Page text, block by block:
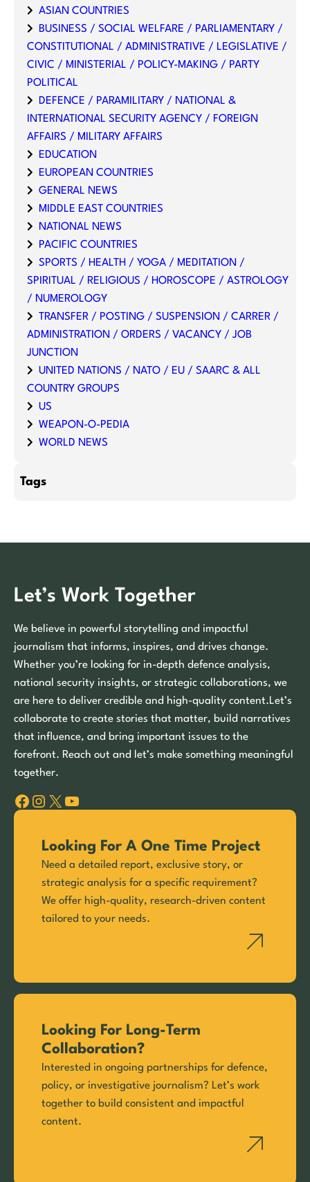
ASIAN COUNTRIES
BUSINESS / SOCIAL WELFARE / PARLIAMENTARY /
CONSTITUTIONAL / ADMINISTRATIVE / LEGISLATIVE /
CIVIC / MINISTERIAL / POLICY-MAKING / PARTY
POLITICAL
DEFENCE / PARAMILITARY / NATIONAL &
INTERNATIONAL SECURITY AGENCY / FOREIGN
AFFAIRS / MILITARY AFFAIRS
EDUCATION
EUROPEAN COUNTRIES
GENERAL NEWS
MIDDLE EAST COUNTRIES
NATIONAL NEWS
PACIFIC COUNTRIES
SPORTS / HEALTH / YOGA / MEDITATION /
SPIRITUAL / RELIGIOUS / HOROSCOPE / ASTROLOGY
/ NUMEROLOGY
TRANSFER / POSTING / SUSPENSION / CARRER /
ADMINISTRATION / ORDERS / VACANCY / JOB
JUNCTION
UNITED NATIONS / NATO / EU / SAARC & ALL
COUNTRY GROUPS
US
WEAPON-O-PEDIA
WORLD NEWS
Tags
Let’s Work Together
We believe in powerful storytelling and impactful
journalism that informs, inspires, and drives change.
Whether you’re looking for in-depth defence analysis,
national security insights, or strategic collaborations, we
are here to deliver credible and high-quality content.Let’s
collaborate to create stories that matter, build narratives
that influence, and bring important issues to the
forefront. Reach out and let’s make something meaningful
together.
Facebook Instagram X YouTube
Looking For A One Time Project
Need a detailed report, exclusive story, or
strategic analysis for a specific requirement?
We offer high-quality, research-driven content
tailored to your needs.
Looking For Long-Term
Collaboration?
Interested in ongoing partnerships for defence,
policy, or investigative journalism? Let’s work
together to build consistent and impactful
content.